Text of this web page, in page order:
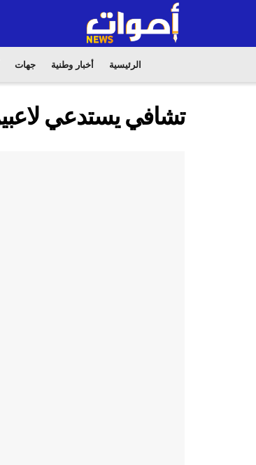
الرئيسية أخبار وطنية جهات
تشافي يستدعي